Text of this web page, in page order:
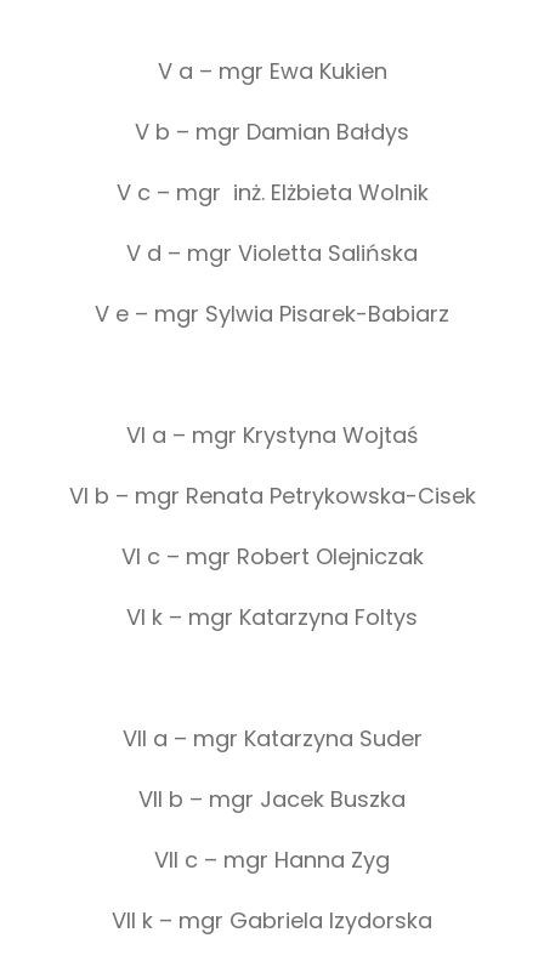
V a – mgr Ewa Kukien
V b – mgr Damian Bałdys
V c – mgr inż. Elżbieta Wolnik
V d – mgr Violetta Salińska
V e – mgr Sylwia Pisarek-Babiarz
VI a – mgr Krystyna Wojtaś
VI b – mgr Renata Petrykowska-Cisek
VI c – mgr Robert Olejniczak
VI k – mgr Katarzyna Foltys
VII a – mgr Katarzyna Suder
VII b – mgr Jacek Buszka
VII c – mgr Hanna Zyg
VII k – mgr Gabriela Izydorska